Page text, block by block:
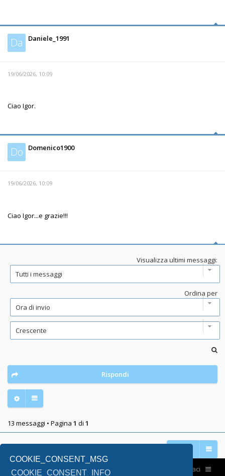
COOKIE_CONSENT_MSG
COOKIE_CONSENT_INFO
Da Daniele_1991
19/06/2026, 10:09
Ciao Igor.
Do Domenico1900
19/06/2026, 10:09
Ciao Igor...e grazie!!!
Visualizza ultimi messaggi:
Ordina per
Rispondi
13 messaggi • Pagina 1 di 1
Home Contattaci